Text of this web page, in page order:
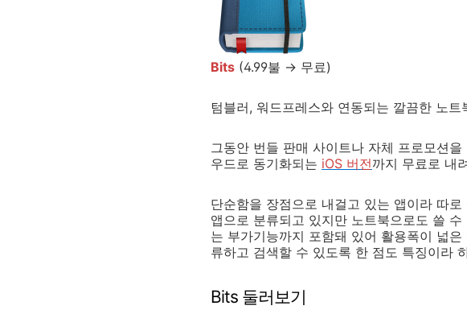
Bits (4.99불 → 무료)
텀블러, 워드프레스와 연동되는 깔끔한 노트
그동안 번들 판매 사이트나 자체 프로모션
우드로 동기화되는 iOS 버전까지 무료로 내
단순함을 장점으로 내걸고 있는 앱이라 따
앱으로 분류되고 있지만 노트북으로도 쓸
는 부가기능까지 포함돼 있어 활용폭이 넓
류하고 검색할 수 있도록 한 점도 특징이라
Bits 둘러보기